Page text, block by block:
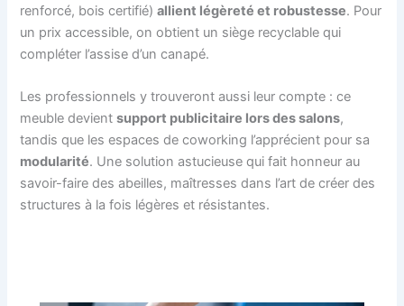
renforcé, bois certifié)allient légèreté et robustesse. Pour
un prix accessible, on obtient un siège recyclable qui
compléter l’assise d’un canapé.
Les professionnels y trouveront aussi leur compte : ce
meuble devientsupport publicitaire lors des salons,
tandis que les espaces de coworking l’apprécient pour sa
modularité. Une solution astucieuse qui fait honneur au
savoir-faire des abeilles, maîtresses dans l’art de créer des
structures à la fois légères et résistantes.